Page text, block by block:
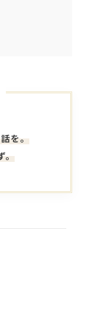
を。
。